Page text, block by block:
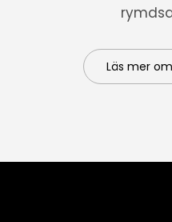
Läs mer